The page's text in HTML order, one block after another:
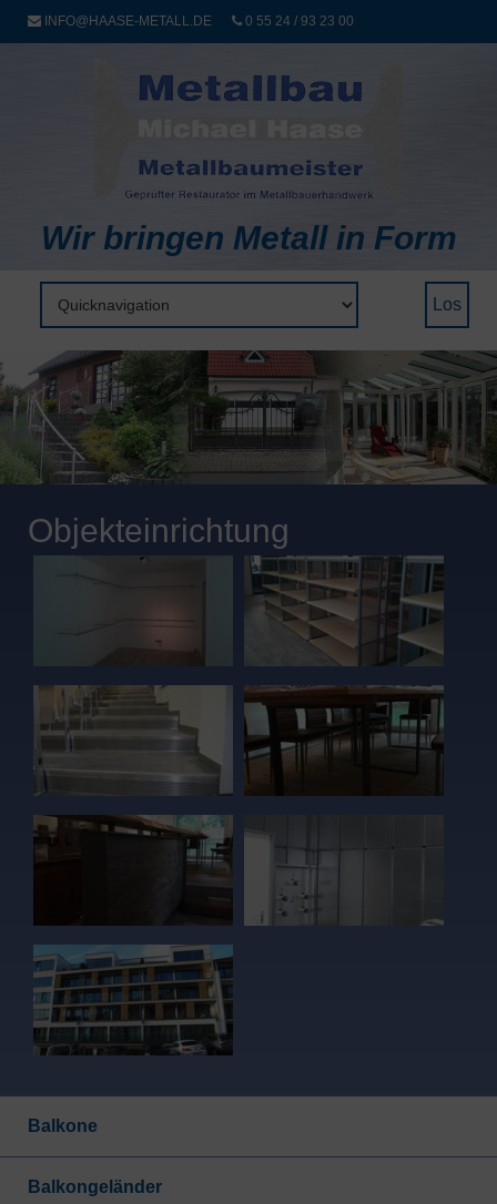
INFO@HAASE-METALL.DE 0 55 24 / 93 23 00
Wir bringen Metall in Form
Zielseite
Los
Objekteinrichtung
überspringen
Balkone
Balkongeländer